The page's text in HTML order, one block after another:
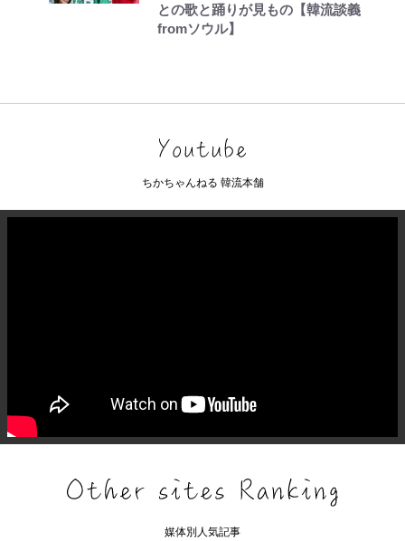
との歌と踊りが見もの【韓流談義
fromソウル】
ちかちゃんねる 韓流本舗
媒体別人気記事